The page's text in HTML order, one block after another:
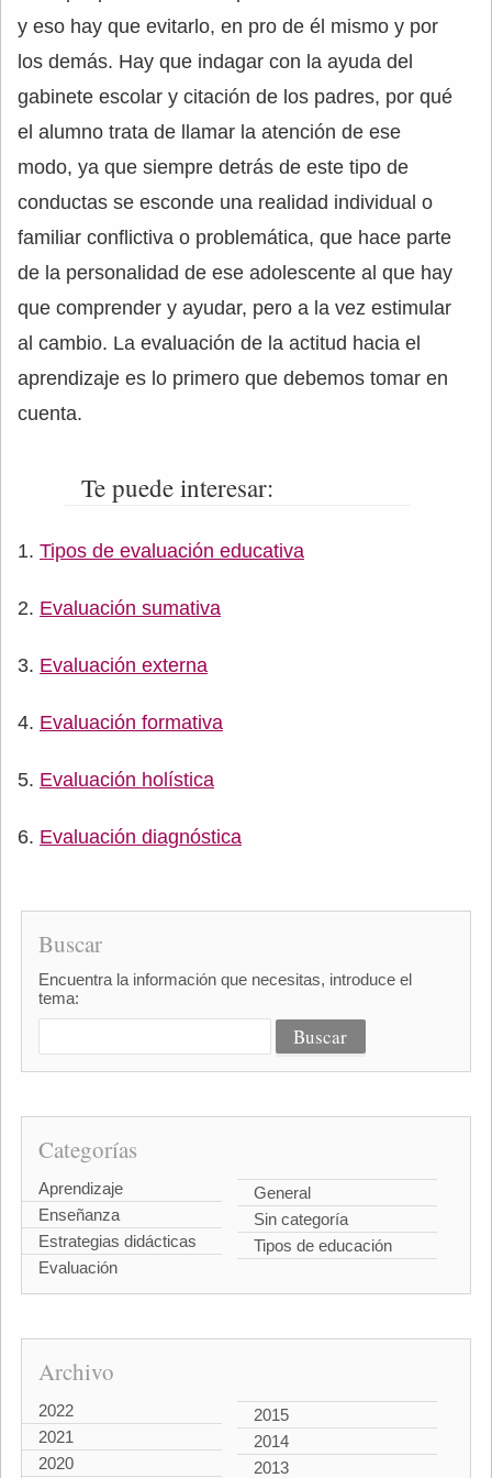
y eso hay que evitarlo, en pro de él mismo y por
los demás. Hay que indagar con la ayuda del
gabinete escolar y citación de los padres, por qué
el alumno trata de llamar la atención de ese
modo, ya que siempre detrás de este tipo de
conductas se esconde una realidad individual o
familiar conflictiva o problemática, que hace parte
de la personalidad de ese adolescente al que hay
que comprender y ayudar, pero a la vez estimular
al cambio. La evaluación de la actitud hacia el
aprendizaje es lo primero que debemos tomar en
cuenta.
Te puede interesar:
Tipos de evaluación educativa
Evaluación sumativa
Evaluación externa
Evaluación formativa
Evaluación holística
Evaluación diagnóstica
Buscar
Encuentra la información que necesitas, introduce el
tema:
Categorías
Aprendizaje
Enseñanza
Estrategias didácticas
Evaluación
General
Sin categoría
Tipos de educación
Archivo
2022
2021
2020
2015
2014
2013